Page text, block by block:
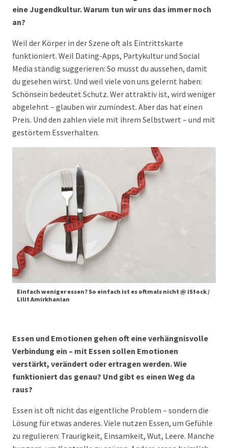
eine Jugendkultur. Warum tun wir uns das immer noch
an?
Weil der Körper in der Szene oft als Eintrittskarte
funktioniert. Weil Dating-Apps, Partykultur und Social
Media ständig suggerieren: So musst du aussehen, damit
du gesehen wirst. Und weil viele von uns gelernt haben:
Schönsein bedeutet Schutz. Wer attraktiv ist, wird weniger
abgelehnt – glauben wir zumindest. Aber das hat einen
Preis. Und den zahlen viele mit ihrem Selbstwert – und mit
gestörtem Essverhalten.
Einfach weniger essen? So einfach ist es oftmals nicht @ iStock /
Lilit Amirkhanian
Essen und Emotionen gehen oft eine verhängnisvolle
Verbindung ein – mit Essen sollen Emotionen
verstärkt, verändert oder ertragen werden. Wie
funktioniert das genau? Und gibt es einen Weg da
raus?
Essen ist oft nicht das eigentliche Problem – sondern die
Lösung für etwas anderes. Viele nutzen Essen, um Gefühle
zu regulieren: Traurigkeit, Einsamkeit, Wut, Leere. Manche